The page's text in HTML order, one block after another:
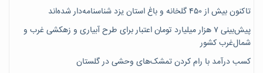
تاکنون بیش از ۴۵۰ گلخانه و باغ استان یزد شناسنامه‌دار شده‌اند
پیش‌بینی ۷‌ هزار میلیارد تومان اعتبار برای طرح آبیاری و زهکشی غرب و
شمال‌غرب کشور
کسب درآمد با رام کردن تمشک‌های وحشی در گلستان